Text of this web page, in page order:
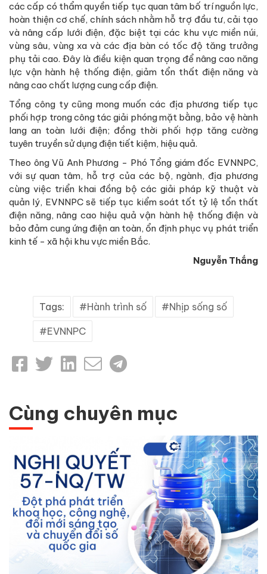
các cấp có thẩm quyền tiếp tục quan tâm bố trí nguồn lực,
hoàn thiện cơ chế, chính sách nhằm hỗ trợ đầu tư, cải tạo
và nâng cấp lưới điện, đặc biệt tại các khu vực miền núi,
vùng sâu, vùng xa và các địa bàn có tốc độ tăng trưởng
phụ tải cao. Đây là điều kiện quan trọng để nâng cao năng
lực vận hành hệ thống điện, giảm tổn thất điện năng và
nâng cao chất lượng cung cấp điện.
Tổng công ty cũng mong muốn các địa phương tiếp tục
phối hợp trong công tác giải phóng mặt bằng, bảo vệ hành
lang an toàn lưới điện; đồng thời phối hợp tăng cường
tuyên truyền sử dụng điện tiết kiệm, hiệu quả.
Theo ông Vũ Anh Phương - Phó Tổng giám đốc EVNNPC,
với sự quan tâm, hỗ trợ của các bộ, ngành, địa phương
cùng việc triển khai đồng bộ các giải pháp kỹ thuật và
quản lý, EVNNPC sẽ tiếp tục kiểm soát tốt tỷ lệ tổn thất
điện năng, nâng cao hiệu quả vận hành hệ thống điện và
bảo đảm cung ứng điện an toàn, ổn định phục vụ phát triển
kinh tế - xã hội khu vực miền Bắc.
Nguyễn Thắng
Tags: Hành trình số Nhịp sống số
EVNNPC
Cùng chuyên mục